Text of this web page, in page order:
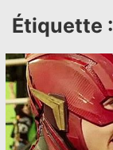
Étiquette :